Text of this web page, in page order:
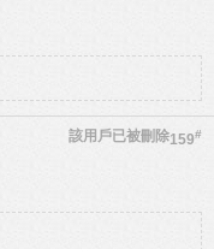
159#
該用戶已被刪除